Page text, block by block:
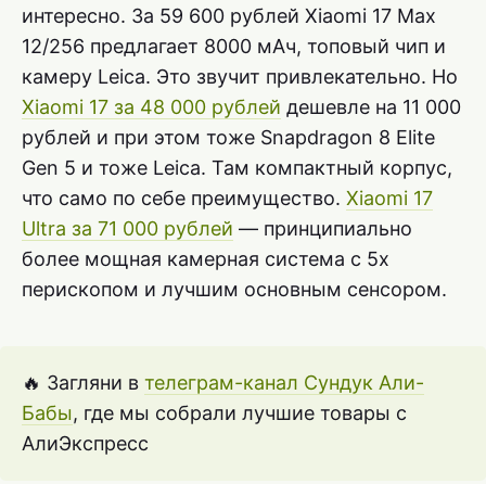
интересно. За 59 600 рублей Xiaomi 17 Max
12/256 предлагает 8000 мАч, топовый чип и
камеру Leica. Это звучит привлекательно. Но
Xiaomi 17 за 48 000 рублей дешевле на 11 000
рублей и при этом тоже Snapdragon 8 Elite
Gen 5 и тоже Leica. Там компактный корпус,
что само по себе преимущество. Xiaomi 17
Ultra за 71 000 рублей — принципиально
более мощная камерная система с 5x
перископом и лучшим основным сенсором.
🔥 Загляни в телеграм-канал Сундук Али-
Бабы, где мы собрали лучшие товары с
АлиЭкспресс